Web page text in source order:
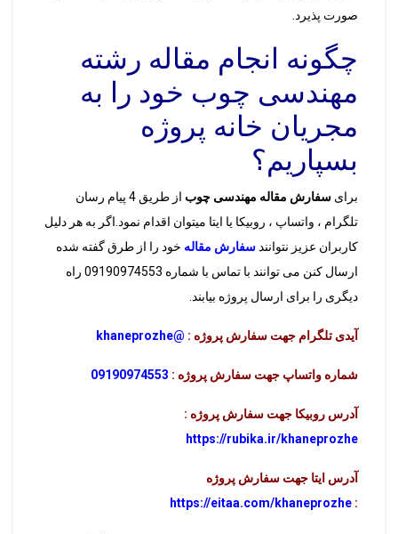
صورت پذیرد.
چگونه انجام مقاله رشته
مهندسی چوب خود را به
مجریان خانه پروژه
بسپاریم؟
برای سفارش مقاله مهندسی چوب
از طریق 4 پیام رسان
تلگرام ، واتساپ ، روبیکا یا ایتا میتوان اقدام نمود.اگر به هر دلیل
کاربران عزیز نتوانندسفارش مقاله خود را از طرق گفته شده
ارسال کنن می توانند با تماس با شماره 09190974553 راه
دیگری را برای ارسال پروژه بیابند.
آیدی تلگرام جهت سفارش پروژه : @khaneprozhe
شماره واتساپ جهت سفارش پروژه : 09190974553
آدرس روبیکا جهت سفارش پروژه :
https://rubika.ir/khaneprozhe
آدرس ایتا جهت سفارش پروژه
:
https://eitaa.com/khaneprozhe